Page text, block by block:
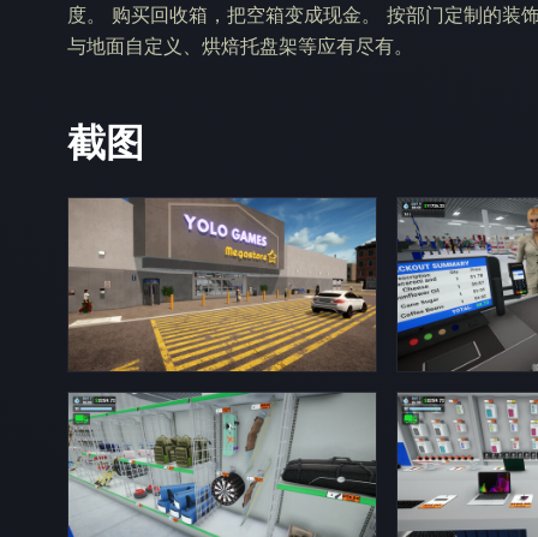
度。 购买回收箱，把空箱变成现金。 按部门定制的装
与地面自定义、烘焙托盘架等应有尽有。
截图